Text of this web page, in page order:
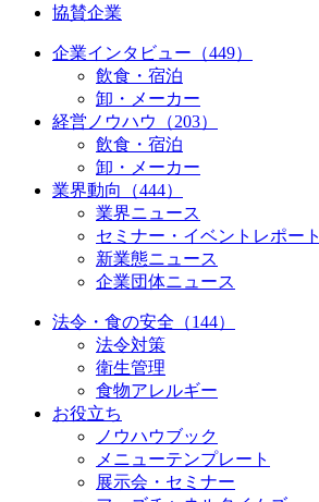
協賛企業
企業インタビュー（449）
飲食・宿泊
卸・メーカー
経営ノウハウ（203）
飲食・宿泊
卸・メーカー
業界動向（444）
業界ニュース
セミナー・イベントレポート
新業態ニュース
企業団体ニュース
法令・食の安全（144）
法令対策
衛生管理
食物アレルギー
お役立ち
ノウハウブック
メニューテンプレート
展示会・セミナー